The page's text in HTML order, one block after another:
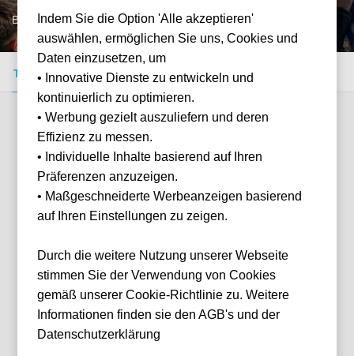
BGY, IT
Tickets kaufen Event-Info FAQ
Verfügbare Kategorien (2)
Shortside
Indem Sie die Option 'Alle akzeptieren'
auswählen, ermöglichen Sie uns, Cookies und
Daten einzusetzen, um
• Innovative Dienste zu entwickeln und
kontinuierlich zu optimieren.
• Werbung gezielt auszuliefern und deren
Effizienz zu messen.
• Individuelle Inhalte basierend auf Ihren
Präferenzen anzuzeigen.
• Maßgeschneiderte Werbeanzeigen basierend
auf Ihren Einstellungen zu zeigen.
Durch die weitere Nutzung unserer Webseite
stimmen Sie der Verwendung von Cookies
gemäß unserer Cookie-Richtlinie zu. Weitere
Informationen finden sie den AGB's und der
Datenschutzerklärung